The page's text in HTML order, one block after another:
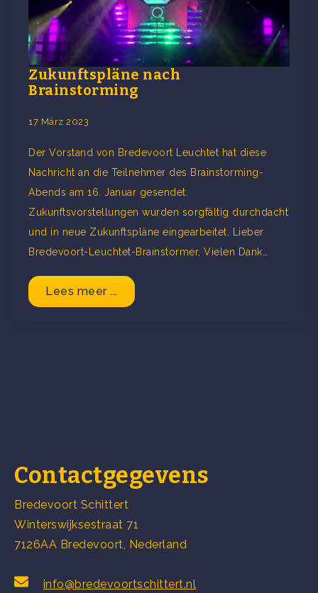
Zukunftspläne nach
Brainstorming
17 März 2023
Der Vorstand von Bredevoort Leuchtet hat diese
Nachricht an die Teilnehmer des Brainstorming-
Abends am 16. Januar gesendet.
Zukunftsvorstellungen wurden sorgfältig durchdacht
und in neue Zukunftspläne eingearbeitet. Lieber
Bredevoort-Leuchtet-Brainstormer, Vielen Dank…
Lees meer ...
Contactgegevens
Bredevoort Schittert
Winterswijksestraat 71
7126AA Bredevoort, Nederland
info@bredevoortschittert.nl